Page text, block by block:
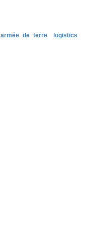
armée de terre
logistics